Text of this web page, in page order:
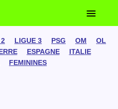
LIGUE 3 PSG OM
OL
ESPAGNE
ITALIE
FEMININES